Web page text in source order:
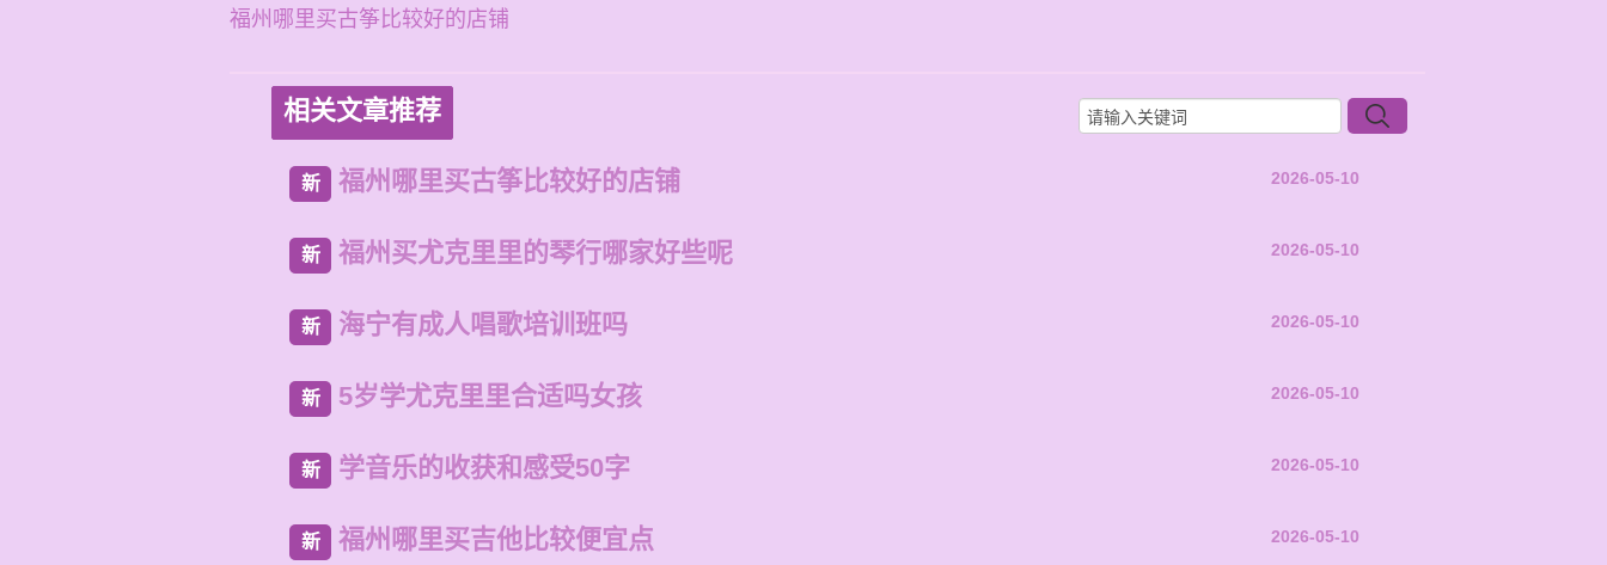
福州哪里买古筝比较好的店铺
相关文章推荐
新 福州哪里买古筝比较好的店铺 2026-05-10
新 福州买尤克里里的琴行哪家好些呢 2026-05-10
新 海宁有成人唱歌培训班吗 2026-05-10
新 5岁学尤克里里合适吗女孩 2026-05-10
新 学音乐的收获和感受50字 2026-05-10
新 福州哪里买吉他比较便宜点 2026-05-10